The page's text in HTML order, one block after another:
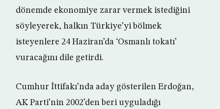
dönemde ekonomiye zarar vermek istediğini
söyleyerek, halkın Türkiye’yi bölmek
isteyenlere 24 Haziran’da ‘Osmanlı tokatı’
vuracağını dile getirdi.
Cumhur İttifakı’nda aday gösterilen Erdoğan,
AK Parti’nin 2002’den beri uyguladığı